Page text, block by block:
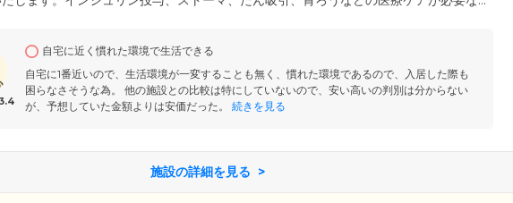
入居者様に安心してお過ごしいただけるようにサポートいたします。そのほか、訪問
科なども定期的に実施しています。
3.4
自宅に近く慣れた環境で生活できる
自宅に1番近いので、生活環境が一変することも無く、慣れた環境であるので、入居した際も
困らなさそうな為。 他の施設との比較は特にしていないので、安い高いの判別は分からない
が、予想していた金額よりは安価だった。
続きを見る
施設の詳細を見る